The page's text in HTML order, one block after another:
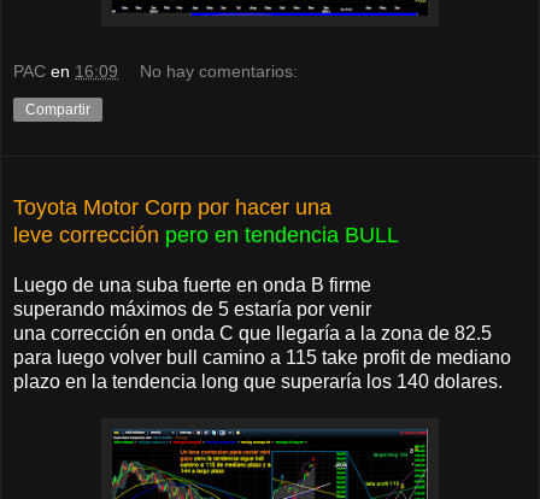
PAC en 16:09 No hay comentarios:
Compartir
Toyota Motor Corp por hacer una
leve corrección pero en tendencia BULL
Luego de una suba fuerte en onda B firme
superando máximos de 5 estaría por venir
una corrección en onda C que llegaría a la zona de 82.5
para luego volver bull camino a 115 take profit de mediano
plazo en la tendencia long que superaría los 140 dolares.